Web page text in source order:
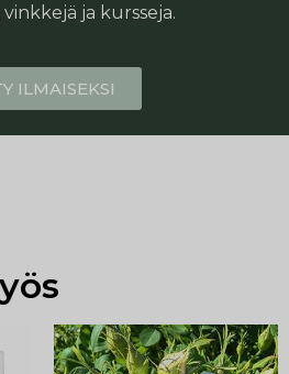
ja kursseja.
ILMAISEKSI